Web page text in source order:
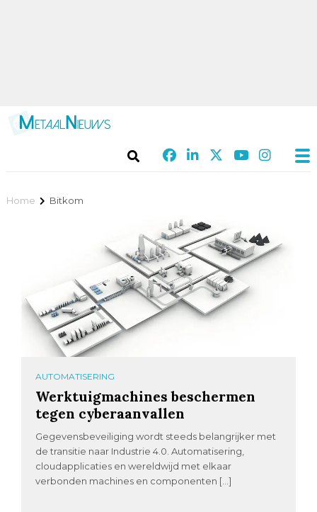
Home Bitkom
AUTOMATISERING
Werktuigmachines beschermen
tegen cyberaanvallen
Gegevensbeveiliging wordt steeds belangrijker met
de transitie naar Industrie 4.0. Automatisering,
cloudapplicaties en wereldwijd met elkaar
verbonden machines en componenten […]